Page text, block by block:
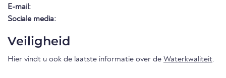
E-mail:
Sociale media:
Veiligheid
Hier vindt u ook de laatste informatie over de Waterkwaliteit.